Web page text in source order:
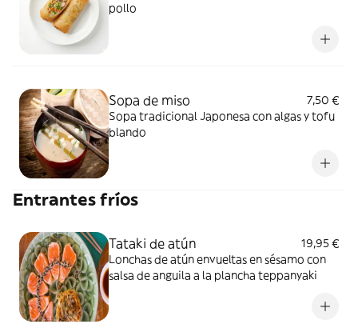
pollo
Sopa de miso
7,50 €
Sopa tradicional Japonesa con algas y tofu
blando
Entrantes fríos
Tataki de atún
19,95 €
Lonchas de atún envueltas en sésamo con
salsa de anguila a la plancha teppanyaki